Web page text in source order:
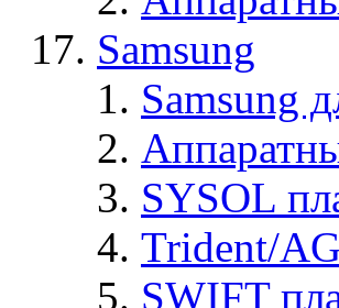
Samsung
Samsung
SYSOL
Trident/
SWIFT